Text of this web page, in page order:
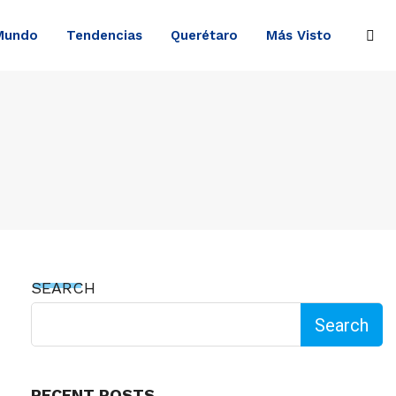
Tendencias Querétaro Más Visto
SEARCH
Search